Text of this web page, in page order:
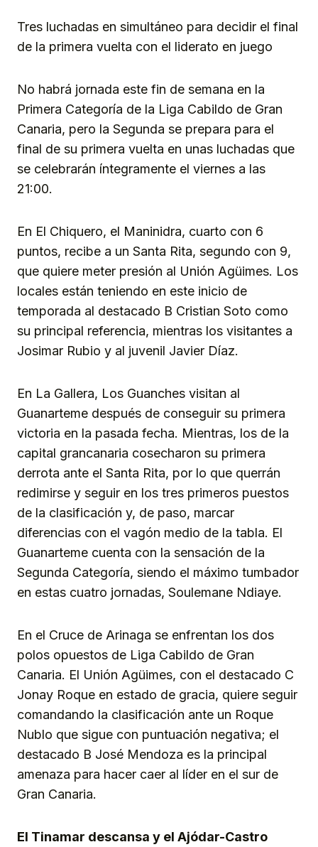
Tres luchadas en simultáneo para decidir el final
de la primera vuelta con el liderato en juego
No habrá jornada este fin de semana en la
Primera Categoría de la Liga Cabildo de Gran
Canaria, pero la Segunda se prepara para el
final de su primera vuelta en unas luchadas que
se celebrarán íntegramente el viernes a las
21:00.
En El Chiquero, el Maninidra, cuarto con 6
puntos, recibe a un Santa Rita, segundo con 9,
que quiere meter presión al Unión Agüimes. Los
locales están teniendo en este inicio de
temporada al destacado B Cristian Soto como
su principal referencia, mientras los visitantes a
Josimar Rubio y al juvenil Javier Díaz.
En La Gallera, Los Guanches visitan al
Guanarteme después de conseguir su primera
victoria en la pasada fecha. Mientras, los de la
capital grancanaria cosecharon su primera
derrota ante el Santa Rita, por lo que querrán
redimirse y seguir en los tres primeros puestos
de la clasificación y, de paso, marcar
diferencias con el vagón medio de la tabla. El
Guanarteme cuenta con la sensación de la
Segunda Categoría, siendo el máximo tumbador
en estas cuatro jornadas, Soulemane Ndiaye.
En el Cruce de Arinaga se enfrentan los dos
polos opuestos de Liga Cabildo de Gran
Canaria. El Unión Agüimes, con el destacado C
Jonay Roque en estado de gracia, quiere seguir
comandando la clasificación ante un Roque
Nublo que sigue con puntuación negativa; el
destacado B José Mendoza es la principal
amenaza para hacer caer al líder en el sur de
Gran Canaria.
El Tinamar descansa y el Ajódar-Castro